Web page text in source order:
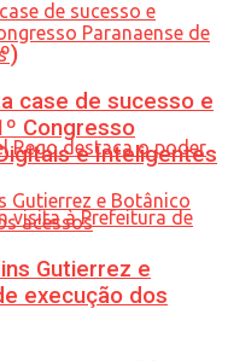
case de sucesso e
Congresso
e Inteligentes
Gutierrez e
execução dos